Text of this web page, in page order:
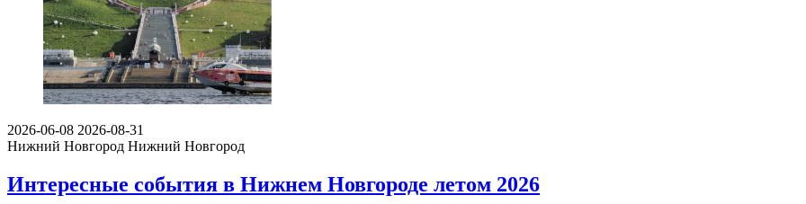
2026-06-08 2026-08-31
Нижний Новгород Нижний Новгород
Интересные события в Нижнем Новгороде летом 2026